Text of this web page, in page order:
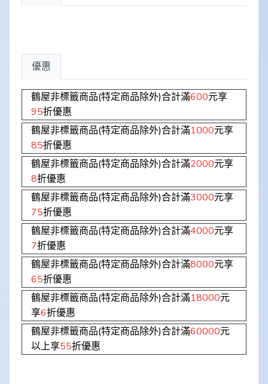
優惠
鶴屋非標籤商品(特定商品除外)合計滿600元享
95折優惠
鶴屋非標籤商品(特定商品除外)合計滿1000元享
85折優惠
鶴屋非標籤商品(特定商品除外)合計滿2000元享
8折優惠
鶴屋非標籤商品(特定商品除外)合計滿3000元享
75折優惠
鶴屋非標籤商品(特定商品除外)合計滿4000元享
7折優惠
鶴屋非標籤商品(特定商品除外)合計滿8000元享
65折優惠
鶴屋非標籤商品(特定商品除外)合計滿18000元
享6折優惠
鶴屋非標籤商品(特定商品除外)合計滿60000元
以上享55折優惠